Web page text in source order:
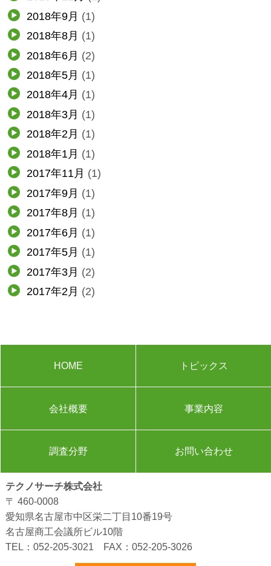
2018年9月 (1)
2018年8月 (1)
2018年6月 (2)
2018年5月 (1)
2018年4月 (1)
2018年3月 (1)
2018年2月 (1)
2018年1月 (1)
2017年11月 (1)
2017年9月 (1)
2017年8月 (1)
2017年6月 (1)
2017年5月 (1)
2017年3月 (2)
2017年2月 (2)
HOME トピックス
会社概要 事業内容
調査分野 お問い合わせ
テクノサーチ株式会社
〒 460-0008
愛知県名古屋市中区栄二丁目10番19号
名古屋商工会議所ビル10階
TEL： 052-205-3021 FAX：052-205-3026